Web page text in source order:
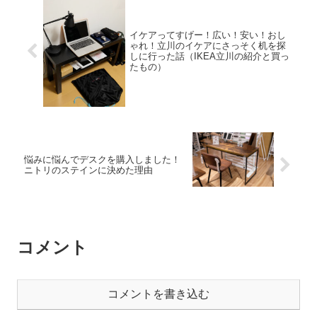
イケアってすげー！広い！安い！おし
ゃれ！立川のイケアにさっそく机を探
しに行った話（IKEA立川の紹介と買っ
たもの）
悩みに悩んでデスクを購入しました！
ニトリのステインに決めた理由
コメント
コメントを書き込む